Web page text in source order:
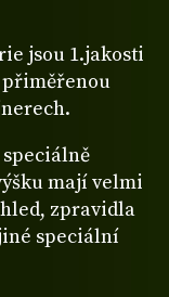
jsou 1.jakosti
přiměřenou
mají velmi
zpravidla
speciální